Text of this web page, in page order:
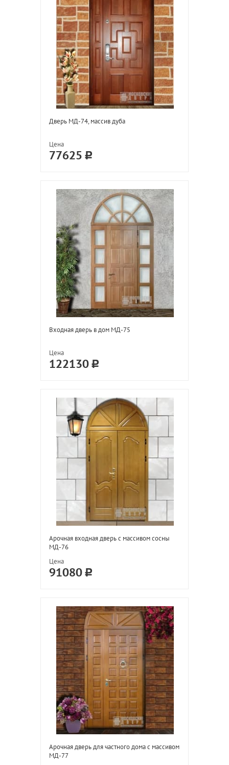
Дверь МД-74, массив дуба
Цена
77625
Входная дверь в дом МД-75
Цена
122130
Арочная входная дверь с массивом сосны
МД-76
Цена
91080
Арочная дверь для частного дома с массивом
МД-77